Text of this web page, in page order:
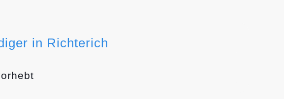
in Richterich